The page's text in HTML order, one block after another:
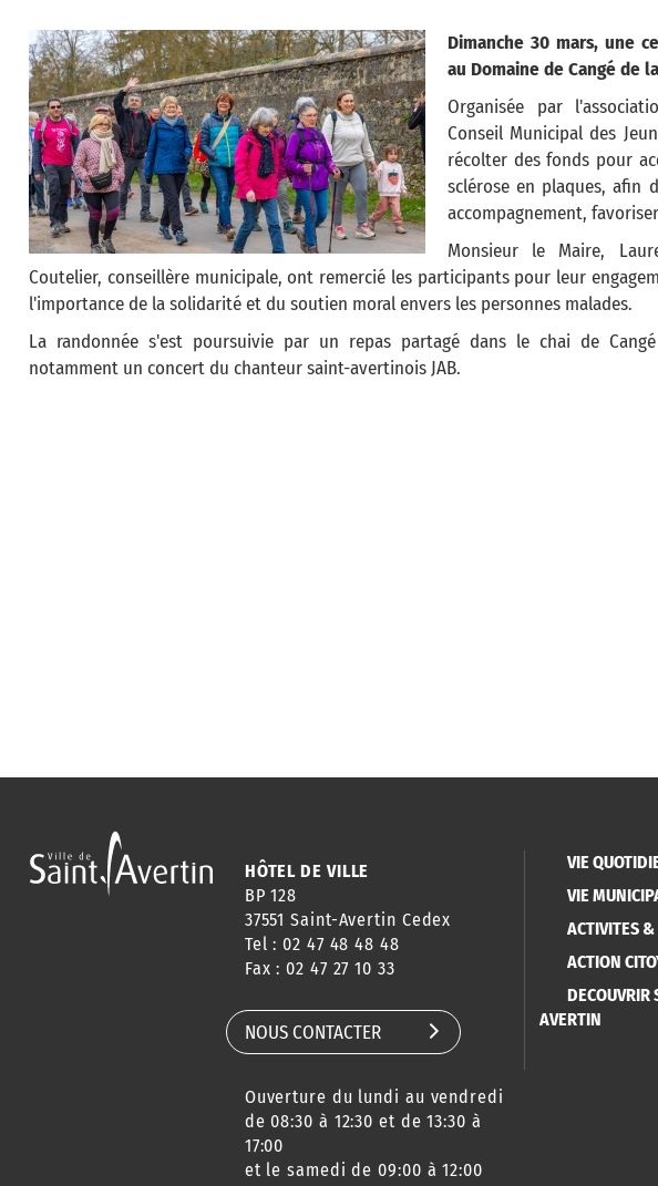
Dimanche 30 mars, une
au Domaine de Cangé de
Organisée par
Conseil Municipal des
récolter des fonds pour
sclérose en plaques, afin
accompagnement,
Monsieur le Maire,
Coutelier, conseillère municipale, ont remercié les participants pour leur
l'importance de la solidarité et du soutien moral envers les personnes malades.
La randonnée s'est poursuivie par un repas partagé dans le chai de
notamment un concert du chanteur saint-avertinois JAB.
HÔTEL DE VILLE
BP 128
37551 Saint-Avertin Cedex
Tel : 02 47 48 48 48
Fax : 02 47 27 10 33
NOUS CONTACTER
Ouverture du lundi au vendredi
de 08:30 à 12:30 et de 13:30 à
17:00
et le samedi de 09:00 à 12:00
VIE
VIE
ACTIVITES &
ACTION
DECOUVRIR
AVERTIN